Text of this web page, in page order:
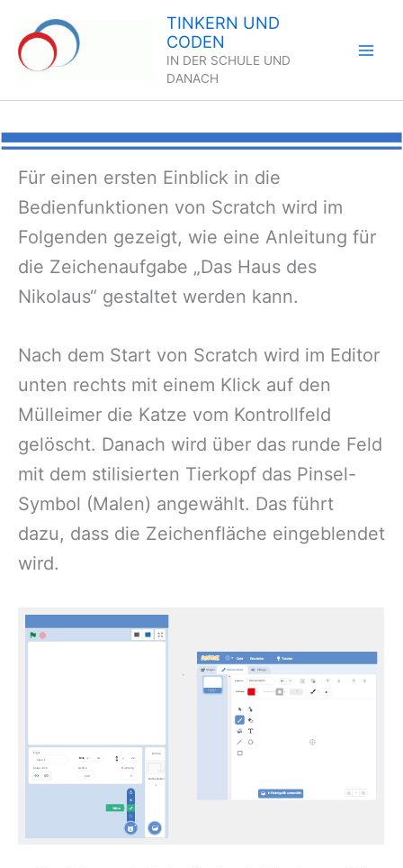
Inhalt
springen
TINKERN UND
CODEN
IN DER SCHULE UND
DANACH
Für einen ersten Einblick in die
Bedienfunktionen von Scratch wird im
Folgenden gezeigt, wie eine Anleitung für
die Zeichenaufgabe „Das Haus des
Nikolaus“ gestaltet werden kann.
Nach dem Start von Scratch wird im Editor
unten rechts mit einem Klick auf den
Mülleimer die Katze vom Kontrollfeld
gelöscht. Danach wird über das runde Feld
mit dem stilisierten Tierkopf das Pinsel-
Symbol (Malen) angewählt. Das führt
dazu, dass die Zeichenfläche eingeblendet
wird.